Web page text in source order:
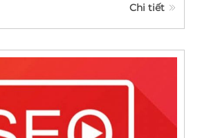
Chi tiết